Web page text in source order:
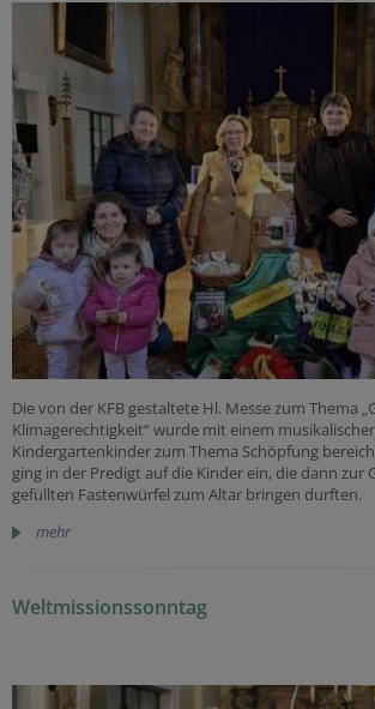
Die von der KFB gestaltete Hl. Messe zum Thema
Klimagerechtigkeit“ wurde mit einem
Kindergartenkinder zum Thema Schöpfung
ging in der Predigt auf die Kinder ein, die dann zur
gefüllten Fastenwürfel zum Altar bringen durften.
mehr
Weltmissionssonntag